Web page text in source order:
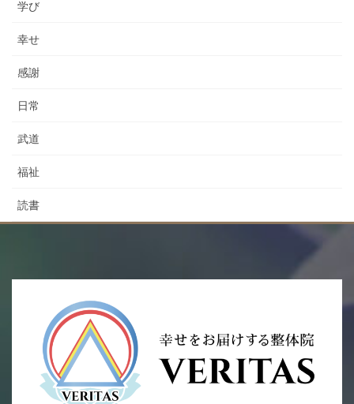
学び
幸せ
感謝
日常
武道
福祉
読書